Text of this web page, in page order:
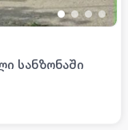
••••
სანზონაში